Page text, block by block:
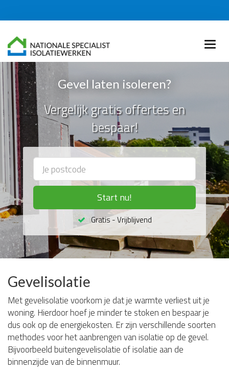
Gevel laten isoleren?
Vergelijk gratis offertes en
bespaar!
Start nu!
Gratis - Vrijblijvend
Gevelisolatie
Met gevelisolatie voorkom je dat je warmte verliest uit je
woning. Hierdoor hoef je minder te stoken en bespaar je
dus ook op de energiekosten. Er zijn verschillende soorten
methodes voor het aanbrengen van isolatie op de gevel.
Bijvoorbeeld buitengevelisolatie of isolatie aan de
binnenzijde van de binnenmuur.